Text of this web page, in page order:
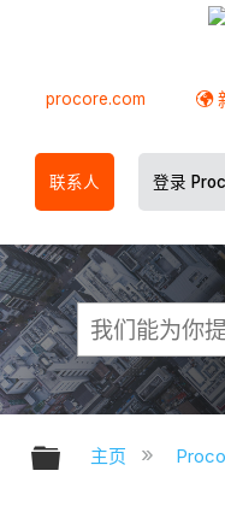
procore.com
联系人 登录
扩展/隐缩
主页